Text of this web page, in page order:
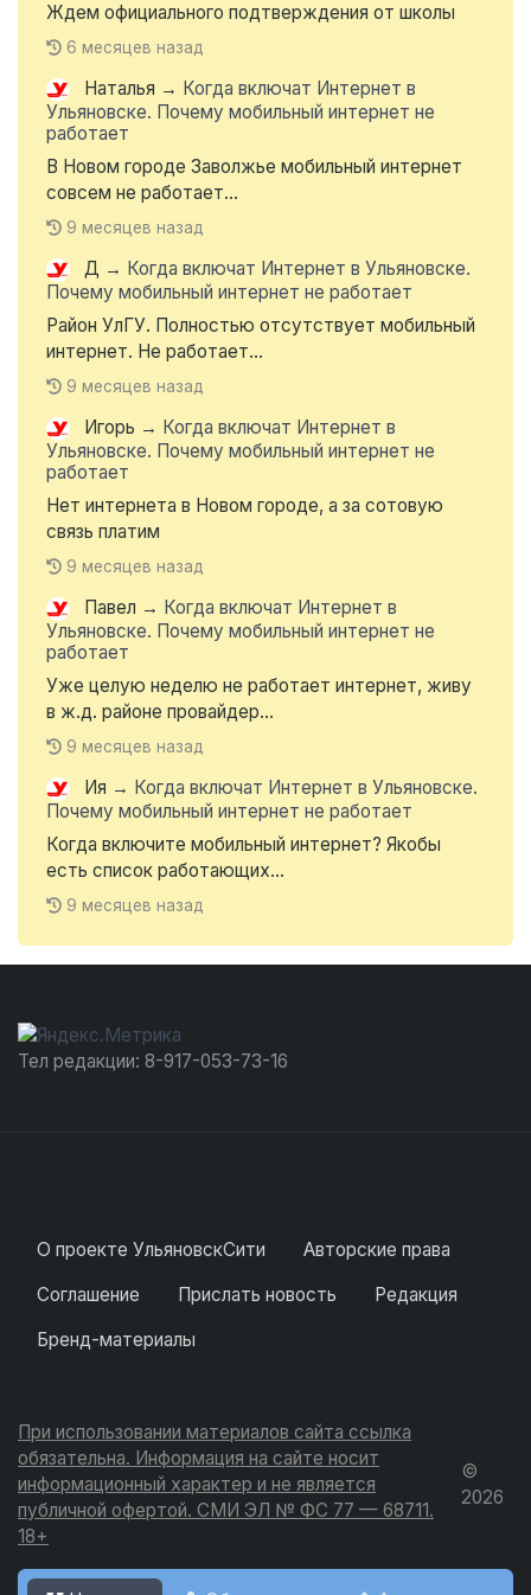
Ждем официального подтверждения от школы
6 месяцев назад
Наталья → Когда включат Интернет в
Ульяновске. Почему мобильный интернет не
работает
В Новом городе Заволжье мобильный интернет
совсем не работает...
9 месяцев назад
Д → Когда включат Интернет в Ульяновске.
Почему мобильный интернет не работает
Район УлГУ. Полностью отсутствует мобильный
интернет. Не работает...
9 месяцев назад
Игорь → Когда включат Интернет в
Ульяновске. Почему мобильный интернет не
работает
Нет интернета в Новом городе, а за сотовую
связь платим
9 месяцев назад
Павел → Когда включат Интернет в
Ульяновске. Почему мобильный интернет не
работает
Уже целую неделю не работает интернет, живу
в ж.д. районе провайдер...
9 месяцев назад
Ия → Когда включат Интернет в Ульяновске.
Почему мобильный интернет не работает
Когда включите мобильный интернет? Якобы
есть список работающих...
9 месяцев назад
Тел редакции: 8-917-053-73-16
О проекте УльяновскСити
Авторские права
Соглашение
Прислать новость
Редакция
Бренд-материалы
При использовании материалов сайта ссылка
обязательна. Информация на сайте носит
информационный характер и не является
публичной офертой. СМИ ЭЛ № ФС 77 — 68711.
18+
©
2026